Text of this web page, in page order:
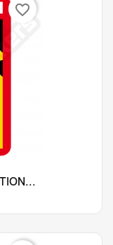
favorite_border